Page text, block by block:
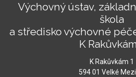
Výchovný ústav,
škola
a středisko výchovné
K
K Rakůvkám 1
594 01 Velké